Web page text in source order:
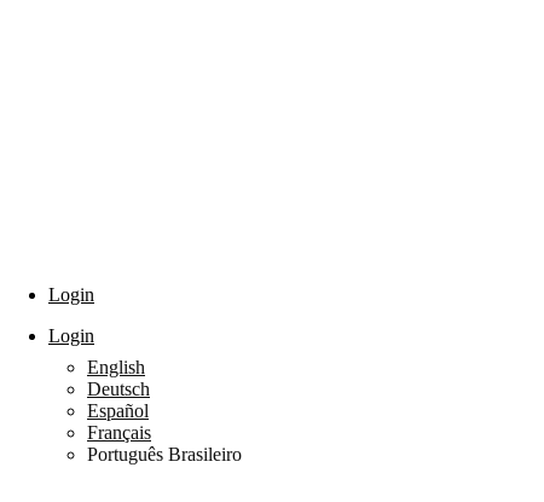
Login
Login
English
Deutsch
Español
Français
Português Brasileiro